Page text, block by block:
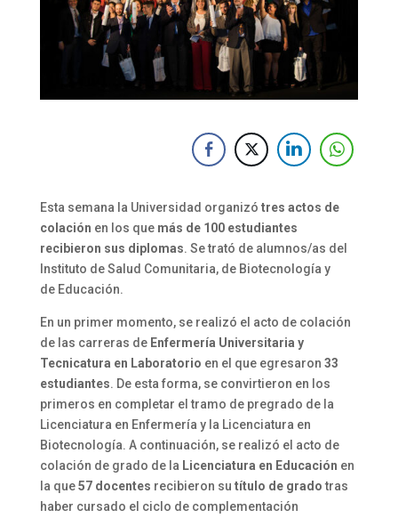
Esta semana la Universidad organizó tres actos de
colación en los que más de 100 estudiantes
recibieron sus diplomas. Se trató de alumnos/as del
Instituto de Salud Comunitaria, de Biotecnología y
de Educación.
En un primer momento, se realizó el acto de colación
de las carreras de Enfermería Universitaria y
Tecnicatura en Laboratorio en el que egresaron 33
estudiantes. De esta forma, se convirtieron en los
primeros en completar el tramo de pregrado de la
Licenciatura en Enfermería y la Licenciatura en
Biotecnología. A continuación, se realizó el acto de
colación de grado de la Licenciatura en Educación en
la que57 docentes recibieron su título de gradotras
haber cursado el ciclo de complementación